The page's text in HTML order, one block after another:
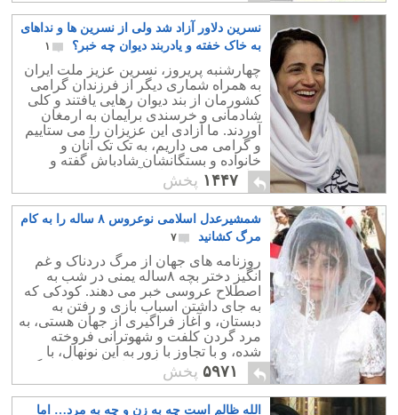
نسرین دلاور آزاد شد ولی از نسرین ها و نداهای
به خاک خفته و یادربند دیوان چه خبر؟
۱
چهارشنبه پریروز، نسرین عزیز ملت ایران
به همراه شماری دیگر از فرزندان گرامی
کشورمان از بند دیوان رهایی یافتند و کلی
شادمانی و خرسندی برایمان به ارمغان
آوردند. ما آزادی این عزیزان را می ستاییم
و گرامی می داریم، به تک تک آنان و
خانواده و بستگانشان شادباش گفته و
برایشان بهترین ها را آرزو می کنیم.
۱۴۴۷ پخش
شمشیرعدل اسلامی نوعروس ۸ ساله را به کام
مرگ کشانید
۷
روزنامه های جهان از مرگ دردناک و غم
انگیز دختر بچه ۸ساله یمنی در شب به
اصطلاح عروسی خبر می دهند. کودکی که
به جای داشتن اسباب بازی و رفتن به
دبستان، و آغاز فراگیری از جهان هستی، به
مرد گردن کلفت و شهوترانی فروخته
شده، و با تجاوز با زور به این نونهال، با
خونریزی و درد فراوان، او را به کام مرگ
کشیدند.
۵۹۷۱ پخش
الله ظالم است چه به زن و چه به مرد… اما